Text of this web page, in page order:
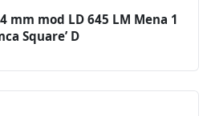
mm mod LD 645 LM Mena 1
Square’ D